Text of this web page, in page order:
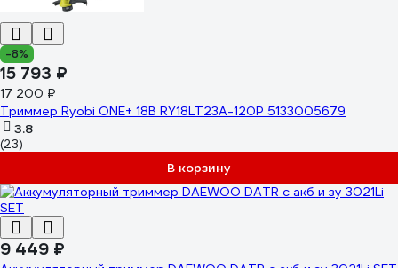
-8%
15 793 ₽
17 200 ₽
Триммер Ryobi ONE+ 18В RY18LT23A-120P 5133005679
3.8
(23)
В корзину
9 449 ₽